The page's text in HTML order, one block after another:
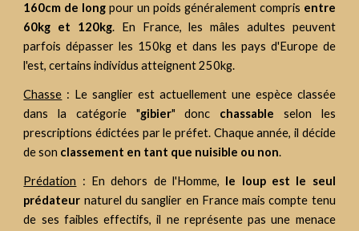
160cm de longpour un poids généralement compris entre
60kg et 120kg. En France, les mâles adultes peuvent
parfois dépasser les 150kg et dans les pays d'Europe de
l'est, certains individus atteignent 250kg.
Chasse : Le sanglier est actuellement une espèce classée
dans la catégorie "gibier" donc chassable selon les
prescriptions édictées par le préfet. Chaque année, il décide
de son classement en tant que nuisible ou non.
Prédation : En dehors de l'Homme, le loup est le seul
prédateur naturel du sanglier en France mais compte tenu
de ses faibles effectifs, il ne représente pas une menace